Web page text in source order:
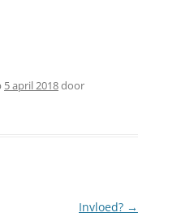
5 april 2018door
Invloed? →